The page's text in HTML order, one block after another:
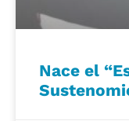
Nace el